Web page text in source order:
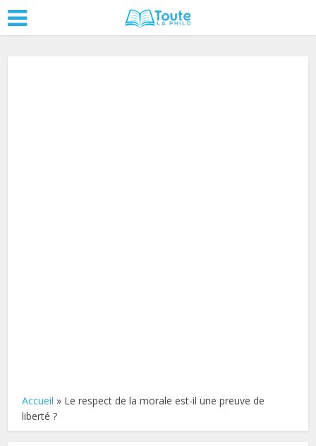
Accueil » Le respect de la morale est-il une preuve de
liberté ?